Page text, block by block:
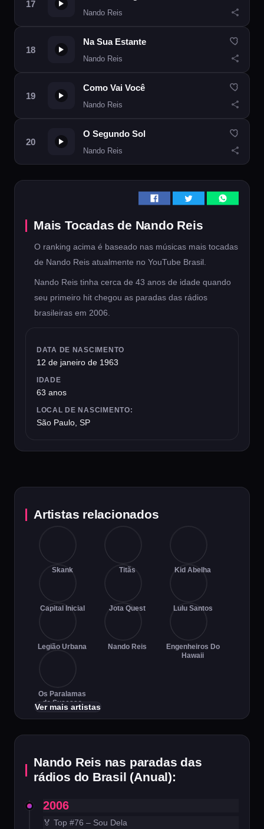
Nando Reis
Na Sua Estante
Nando Reis
Como Vai Você
Nando Reis
O Segundo Sol
Nando Reis
Nando Reis nas paradas das
rádios do Brasil (Anual):
2006
🏅 Top #76 – Sou Dela
Artistas relacionados
Skank Titãs Kid Abelha
Capital Inicial Jota Quest Lulu Santos
Legião Urbana Nando Reis
Engenheiros Do
Hawaii
Os Paralamas
do Sucesso
Ver mais artistas
Mais Tocadas de Nando Reis
O ranking acima é baseado nas músicas mais tocadas
de Nando Reis atualmente no YouTube Brasil.
Nando Reis tinha cerca de 43 anos de idade quando
seu primeiro hit chegou as paradas das rádios
brasileiras em 2006.
DATA DE NASCIMENTO
12 de janeiro de 1963
IDADE
63 anos
LOCAL DE NASCIMENTO:
São Paulo, SP